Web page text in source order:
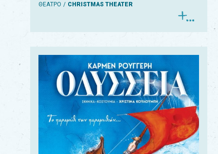
ΘΕΑΤΡΟ CHRISTMAS THEATER